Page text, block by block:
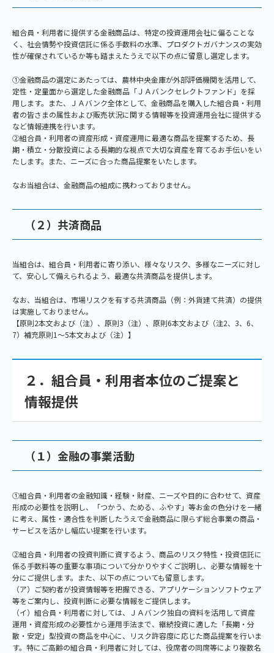
組合員・利用者に提供する金融商品は、特定の投資運用会社に偏ることな
く、社会情勢や投資信託に係る手数料の水準、プロダクトガバナンスの実効
性が確保されているか等も踏まえたうえで以下の点に留意し選定します。
①金融商品の選定にあたっては、農林中央金庫が外部評価機関を活用して、
定性・定量面から選定した金融商品「ＪＡバンクセレクトファンド」を採
用します。また、ＪＡバンク全体として、金融商品を購入した組合員・利用
者の皆さまの属性および販売状況に関する情報等を投資運用会社に提供する
など情報連携を行います。
②組合員・利用者の資産形成・資産運用に最適な商品を提案するため、長
期・積立・分散投資による長期的な視点で大切な資産を育てるお手伝いをい
たします。また、ニーズに合った商品提案をいたします。
なお当組合は、金融商品の組成に携わっておりません。
（２）共済商品
当組合は、組合員・利用者に寄り添い、様々なリスク、多様なニーズに対し
て、安心して備えられるよう、最適な共済商品を提供します。
なお、当組合は、市場リスクを有する共済商品（例：外貨建て共済）の提供
は実施しておりません。
【原則2本文および（注）、原則3（注）、原則6本文および（注2、3、6、
7）補充原則1～5本文および（注）】
２．組合員・利用者本位のご提案と
情報提供
（１）金融の事業活動
①組合員・利用者の金融知識・経験・財産、ニーズや目的に合わせて、資産
形成の必要性を説明し、「つかう、ためる、ふやす」等お金の色分けを一緒
に考え、属性・適合性を判断したうえで金融商品に限らず総合事業の商品・
サービスを活かし幅広い提案を行います。
②組合員・利用者の投資判断に資するよう、商品のリスク特性・投資信託に
係る手数料等の重要な事項について分かりやすくご説明し、必要な情報を十
分にご提供します。また、以下の点についても留意します。
（ア）ご契約者が投資情報等を把握できる、アプリケーションソフトウェア
等をご案内し、投資判断に必要な情報をご提供します。
（イ）組合員・利用者に対しては、ＪＡバンク独自の資料を活用して資産
運用・資産形成の必要性から運用手法まで、継続投資に適した「長期・分
散・安定」型投資の商品を中心に、リスク許容度に応じた商品提案を行いま
す。特にご高齢の組合員・利用者に対しては、役席者の同席等により複数名